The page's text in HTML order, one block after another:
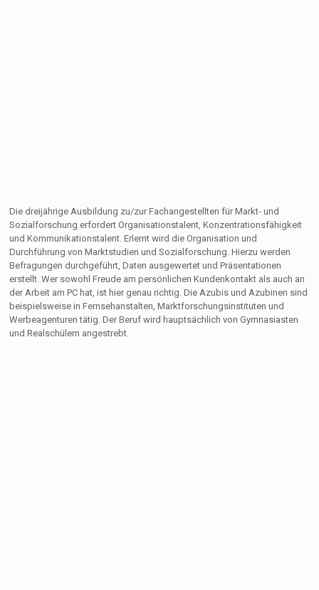
Die dreijährige Ausbildung zu/zur Fachangestellten für Markt- und
Sozialforschung erfordert Organisationstalent, Konzentrationsfähigkeit
und Kommunikationstalent. Erlernt wird die Organisation und
Durchführung von Marktstudien und Sozialforschung. Hierzu werden
Befragungen durchgeführt, Daten ausgewertet und Präsentationen
erstellt. Wer sowohl Freude am persönlichen Kundenkontakt als auch an
der Arbeit am PC hat, ist hier genau richtig. Die Azubis und Azubinen sind
beispielsweise in Fernsehanstalten, Marktforschungsinstituten und
Werbeagenturen tätig. Der Beruf wird hauptsächlich von Gymnasiasten
und Realschülern angestrebt.